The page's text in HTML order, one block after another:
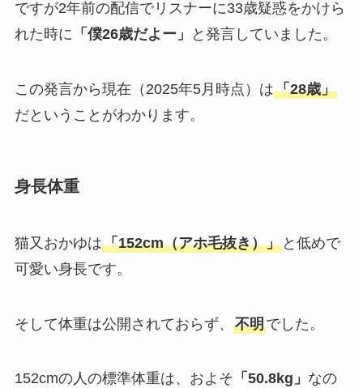
ですが2年前の配信でリスナーに33歳疑惑をかけら
れた時に 「僕26歳だよー」 と発言していました。
この発言から現在（2025年5月時点）は「28歳」
だということがわかります。
身長体重
猫又おかゆは「152cm（アホ毛抜き）」と低めで
可愛い身長です。
そして体重は公開されておらず、 不明でした。
152cmの人の標準体重は、およそ 「50.8kg」 なの